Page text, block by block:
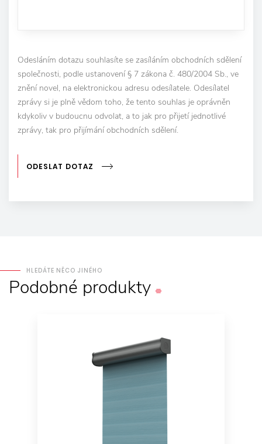
Odesláním dotazu souhlasíte se zasíláním obchodních sdělení
společnosti, podle ustanovení § 7 zákona č. 480/2004 Sb., ve
znění novel, na elektronickou adresu odesílatele. Odesílatel
zprávy si je plně vědom toho, že tento souhlas je oprávněn
kdykoliv v budoucnu odvolat, a to jak pro přijetí jednotlivé
zprávy, tak pro přijímání obchodních sdělení.
ODESLAT DOTAZ
HLEDÁTE NĚCO JINÉHO
Podobné produkty